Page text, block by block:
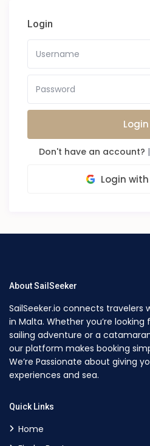
Login
Login
Don't have an account? |
Login
About SailSeeker
SailSeeker.io connects
in Malta. Whether you’re
sailing adventure or a
our platform makes booking
We’re Passionate about giving
experiences and sea.
Quick Links
Home